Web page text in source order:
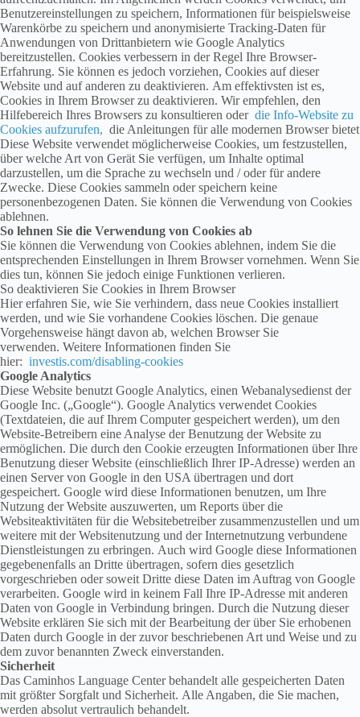
Benutzereinstellungen zu speichern, Informationen für beispielsweise
Warenkörbe zu speichern und anonymisierte Tracking-Daten für
Anwendungen von Drittanbietern wie Google Analytics
bereitzustellen. Cookies verbessern in der Regel Ihre Browser-
Erfahrung. Sie können es jedoch vorziehen, Cookies auf dieser
Website und auf anderen zu deaktivieren. Am effektivsten ist es,
Cookies in Ihrem Browser zu deaktivieren. Wir empfehlen, den
Hilfebereich Ihres Browsers zu konsultieren oder die Info-Website zu
Cookies aufzurufen, die Anleitungen für alle modernen Browser bietet
Diese Website verwendet möglicherweise Cookies, um festzustellen,
über welche Art von Gerät Sie verfügen, um Inhalte optimal
darzustellen, um die Sprache zu wechseln und / oder für andere
Zwecke. Diese Cookies sammeln oder speichern keine
personenbezogenen Daten. Sie können die Verwendung von Cookies
ablehnen.
So lehnen Sie die Verwendung von Cookies ab
Sie können die Verwendung von Cookies ablehnen, indem Sie die
entsprechenden Einstellungen in Ihrem Browser vornehmen. Wenn Sie
dies tun, können Sie jedoch einige Funktionen verlieren.
So deaktivieren Sie Cookies in Ihrem Browser
Hier erfahren Sie, wie Sie verhindern, dass neue Cookies installiert
werden, und wie Sie vorhandene Cookies löschen. Die genaue
Vorgehensweise hängt davon ab, welchen Browser Sie
verwenden. Weitere Informationen finden Sie
hier: investis.com/disabling-cookies
Google Analytics
Diese Website benutzt Google Analytics, einen Webanalysedienst der
Google Inc. („Google“). Google Analytics verwendet Cookies
(Textdateien, die auf Ihrem Computer gespeichert werden), um den
Website-Betreibern eine Analyse der Benutzung der Website zu
ermöglichen. Die durch den Cookie erzeugten Informationen über Ihre
Benutzung dieser Website (einschließlich Ihrer IP-Adresse) werden an
einen Server von Google in den USA übertragen und dort
gespeichert. Google wird diese Informationen benutzen, um Ihre
Nutzung der Website auszuwerten, um Reports über die
Websiteaktivitäten für die Websitebetreiber zusammenzustellen und um
weitere mit der Websitenutzung und der Internetnutzung verbundene
Dienstleistungen zu erbringen. Auch wird Google diese Informationen
gegebenenfalls an Dritte übertragen, sofern dies gesetzlich
vorgeschrieben oder soweit Dritte diese Daten im Auftrag von Google
verarbeiten. Google wird in keinem Fall Ihre IP-Adresse mit anderen
Daten von Google in Verbindung bringen. Durch die Nutzung dieser
Website erklären Sie sich mit der Bearbeitung der über Sie erhobenen
Daten durch Google in der zuvor beschriebenen Art und Weise und zu
dem zuvor benannten Zweck einverstanden.
Sicherheit
Das Caminhos Language Center behandelt alle gespeicherten Daten
mit größter Sorgfalt und Sicherheit. Alle Angaben, die Sie machen,
werden absolut vertraulich behandelt.